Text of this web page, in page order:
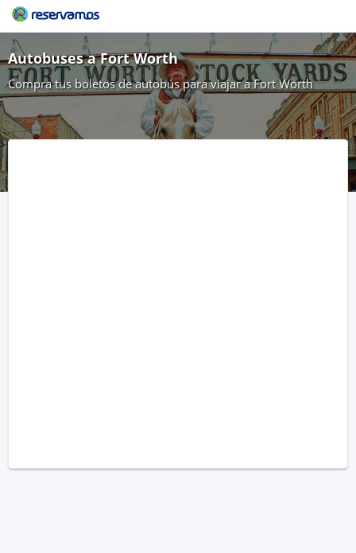
Autobuses a Fort Worth
Compra tus boletos de autobús para viajar a Fort Worth